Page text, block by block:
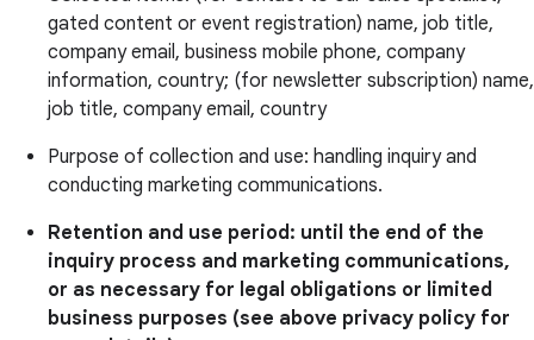
gated content or event registration) name, job title,
company email, business mobile phone, company
information, country; (for newsletter subscription) name,
job title, company email, country
Purpose of collection and use: handling inquiry and
conducting marketing communications.
Retention and use period: until the end of the
inquiry process and marketing communications,
or as necessary for legal obligations or limited
business purposes (see above privacy policy for